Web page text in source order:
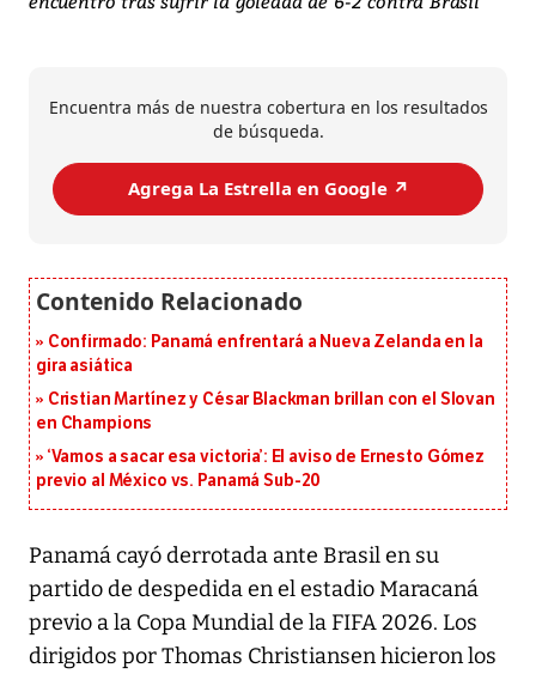
Encuentra más de nuestra cobertura en los resultados
de búsqueda.
Agrega La Estrella en Google ↗️
Confirmado: Panamá enfrentará a Nueva Zelanda en la
gira asiática
Cristian Martínez y César Blackman brillan con el Slovan
en Champions
‘Vamos a sacar esa victoria’: El aviso de Ernesto Gómez
previo al México vs. Panamá Sub-20
Panamá cayó derrotada ante Brasil en su
partido de despedida en el estadio Maracaná
previo a la Copa Mundial de la FIFA 2026. Los
dirigidos por Thomas Christiansen hicieron los